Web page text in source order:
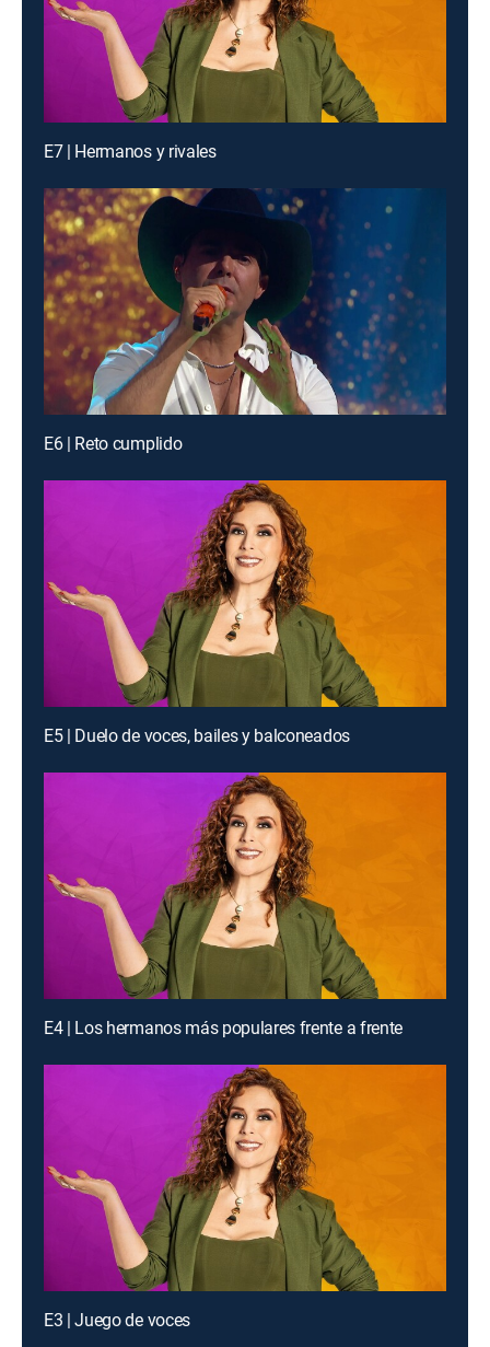
E7 | Hermanos y rivales
E6 | Reto cumplido
E5 | Duelo de voces, bailes y balconeados
E4 | Los hermanos más populares frente a frente
E3 | Juego de voces